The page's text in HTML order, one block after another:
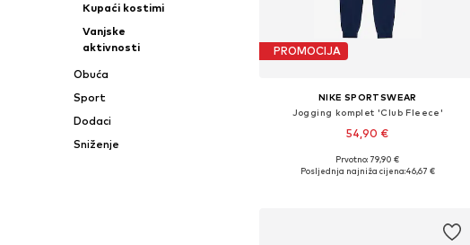
Kupaći kostimi
Vanjske
aktivnosti
Obuća
Sport
Dodaci
Sniženje
PROMOCIJA
NIKE SPORTSWEAR
Jogging komplet 'Club Fleece'
54,90 €
Prvotno: 79,90 €
Posljednja najniža cijena:46,67 €